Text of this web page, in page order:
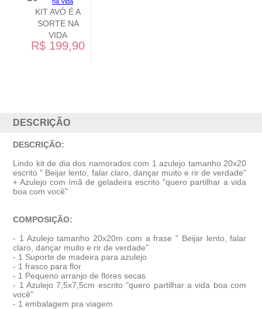
DESCRIÇÃO
DESCRIÇÃO:
Lindo kit de dia dos namorados com 1 azulejo tamanho 20x20
escrito " Beijar lento, falar claro, dançar muito e rir de verdade"
+ Azulejo com ímã de geladeira escrito "quero partilhar a vida
boa com você"
COMPOSIÇÃO:
- 1 Azulejo tamanho 20x20m com a frase" Beijar lento, falar
claro, dançar muito e rir de verdade"
- 1 Suporte de madeira para azulejo
- 1 frasco para flor
- 1 Pequeno arranjo de flores secas
- 1 Azulejo 7,5x7,5cm escrito "quero partilhar a vida boa com
você"
- 1 embalagem pra viagem